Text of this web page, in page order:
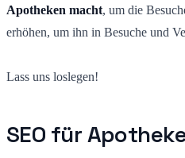
Apotheken macht, um die
erhöhen, um ihn in Besuche und
Lass uns loslegen!
SEO für